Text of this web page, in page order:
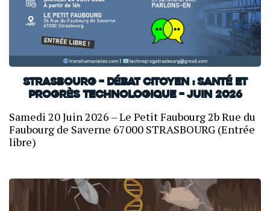
Strasbourg – Débat citoyen : Santé et
progrès technologique – Juin 2026
Samedi 20 Juin 2026 – Le Petit Faubourg 2b Rue du
Faubourg de Saverne 67000 STRASBOURG (Entrée
libre)